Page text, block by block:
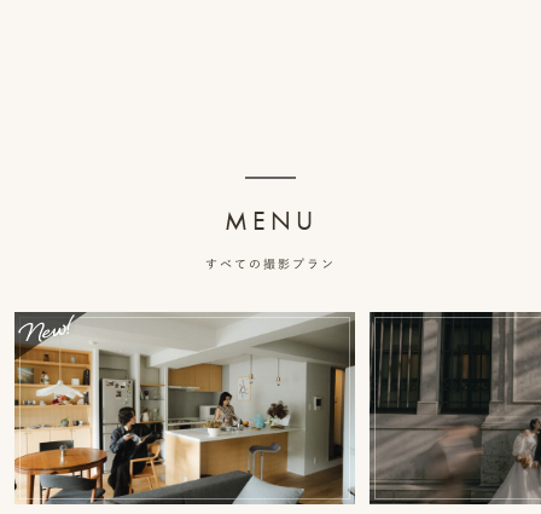
す
ブ
ロ
グ
MENU
すべての撮影プラン